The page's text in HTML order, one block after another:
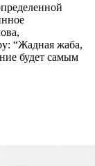
“Жадная жаба,
будет самым